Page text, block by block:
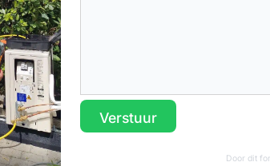
Verstuur
Door dit